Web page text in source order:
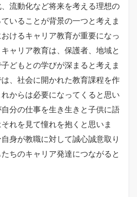
流動化など将来を考える理想の
いることが背景の一つと考えま
けるキャリア教育が重要になっ
ャリア教育は、保護者、地域と
どもとの学びが深まると考えま
、社会に開かれた教育課程を作
からは必要になってくると思い
分の仕事を生き生きと子供に語
れを見て憧れを抱くと思いま
身が教職に対して誠心誠意取り
ちのキャリア発達につながると